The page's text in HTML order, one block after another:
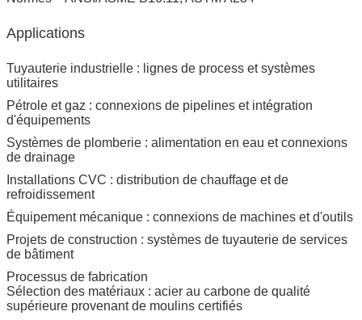
Applications
Tuyauterie industrielle : lignes de process et systèmes
utilitaires
Pétrole et gaz : connexions de pipelines et intégration
d'équipements
Systèmes de plomberie : alimentation en eau et connexions
de drainage
Installations CVC : distribution de chauffage et de
refroidissement
Équipement mécanique : connexions de machines et d'outils
Projets de construction : systèmes de tuyauterie de services
de bâtiment
Processus de fabrication
Sélection des matériaux : acier au carbone de qualité
supérieure provenant de moulins certifiés